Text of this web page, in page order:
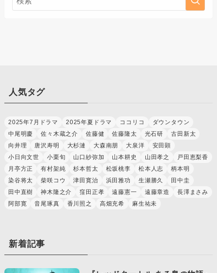
人気タグ
2025年7月ドラマ 2025年夏ドラマ ココリコ
ダウンタウン
中尾明慶
佐々木蔵之介 佐藤健 佐藤隆太 光石研
古田新太
向井理
唐沢寿明 大杉漣 大森南朋 大泉洋
安田顕
小日向文世
小栗旬 山口紗弥加 山本耕史 山田孝之
戸田恵梨香
月亭方正
有村架純 杉本哲太 松坂桃李 松本人志
柄本明
染谷将太
柴咲コウ 津田寛治 浜田雅功 生瀬勝久
田中圭
田中直樹
神木隆之介 窪田正孝 遠藤憲一 遠藤章造
長澤まさみ
阿部寛
音尾琢真 香川照之 高畑充希 麻生祐未
新着記事